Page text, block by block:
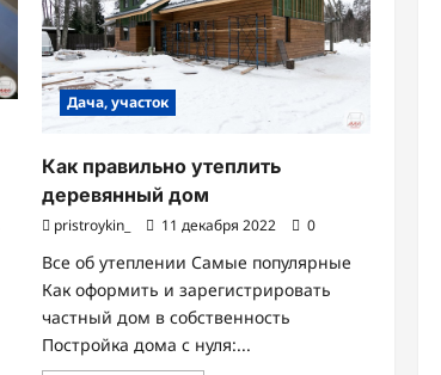
Дача, участок
Как правильно утеплить
деревянный дом
pristroykin_ 11 декабря 2022 0
Все об утеплении Самые популярные
Как оформить и зарегистрировать
частный дом в собственность
Постройка дома с нуля:...